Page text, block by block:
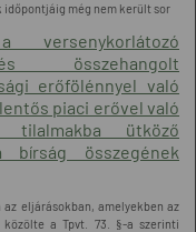
még nem került sor
versenykorlátozó
összehangolt
erőfölénnyel való
piaci erővel való
tilalmakba ütköző
bírság összegének
eljárásokban, amelyekben az
a Tpvt. 73. §-a szerinti